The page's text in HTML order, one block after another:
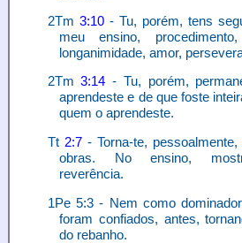
2Tm 3:10- Tu, porém, tens
meu ensino,
longanimidade, amor,
2Tm3:14 - Tu, porém,
aprendeste e de que foste
quem o aprendeste.
Tt 2:7- Torna-te, pessoalmente,
obras. No ensino,
reverência.
1Pe 5:3 - Nem como
foram confiados, antes,
do rebanho.